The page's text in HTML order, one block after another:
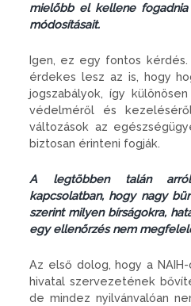
mielőbb el kellene
módosításait.
Igen, ez egy fontos kérdés.
érdekes lesz az is, hogy
jogszabályok, így
védelméről és
változások az
biztosan érinteni fogják.
A legtöbben talán
kapcsolatban, hogy nagy
szerint milyen bírságokra,
egy ellenőrzés nem
Az első dolog, hogy a
hivatal szervezetének
de mindez nyilvánvalóan